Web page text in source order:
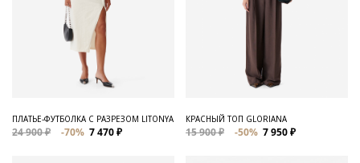
ПЛАТЬЕ-ФУТБОЛКА С РАЗРЕЗОМ LITONYA
24 900 ₽ -70% 7 470 ₽
КРАСНЫЙ ТОП GLORIANA
15 900 ₽ -50% 7 950 ₽